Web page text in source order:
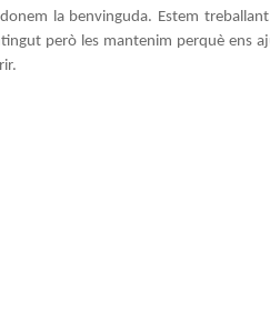
la benvinguda. Estem
però les mantenim perquè ens